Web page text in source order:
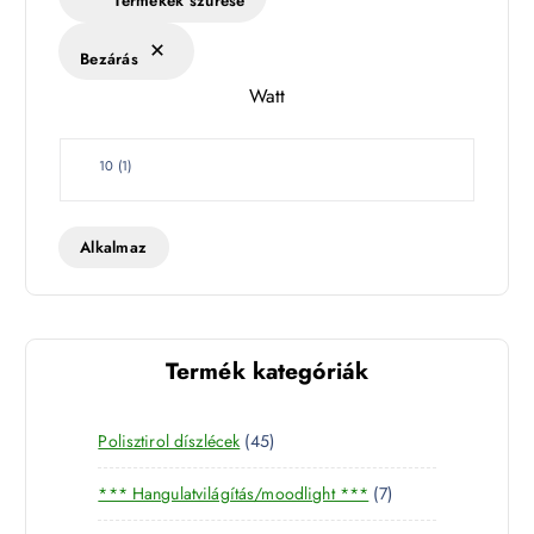
k
Bezárás
Watt
W
t
10 (1)
Alkalmaz
Termék kategóriák
Polisztirol díszlécek 454
5
t
e
*** Hangulatvilágítás/moodlight *** 77
t